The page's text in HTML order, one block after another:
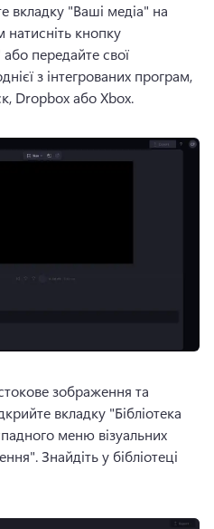
вкладку "Ваші медіа" на
натисніть кнопку
передайте свої
з інтегрованих програм,
Dropbox або Xbox.
зображення та
вкладку "Бібліотека
меню візуальних
Знайдіть у бібліотеці